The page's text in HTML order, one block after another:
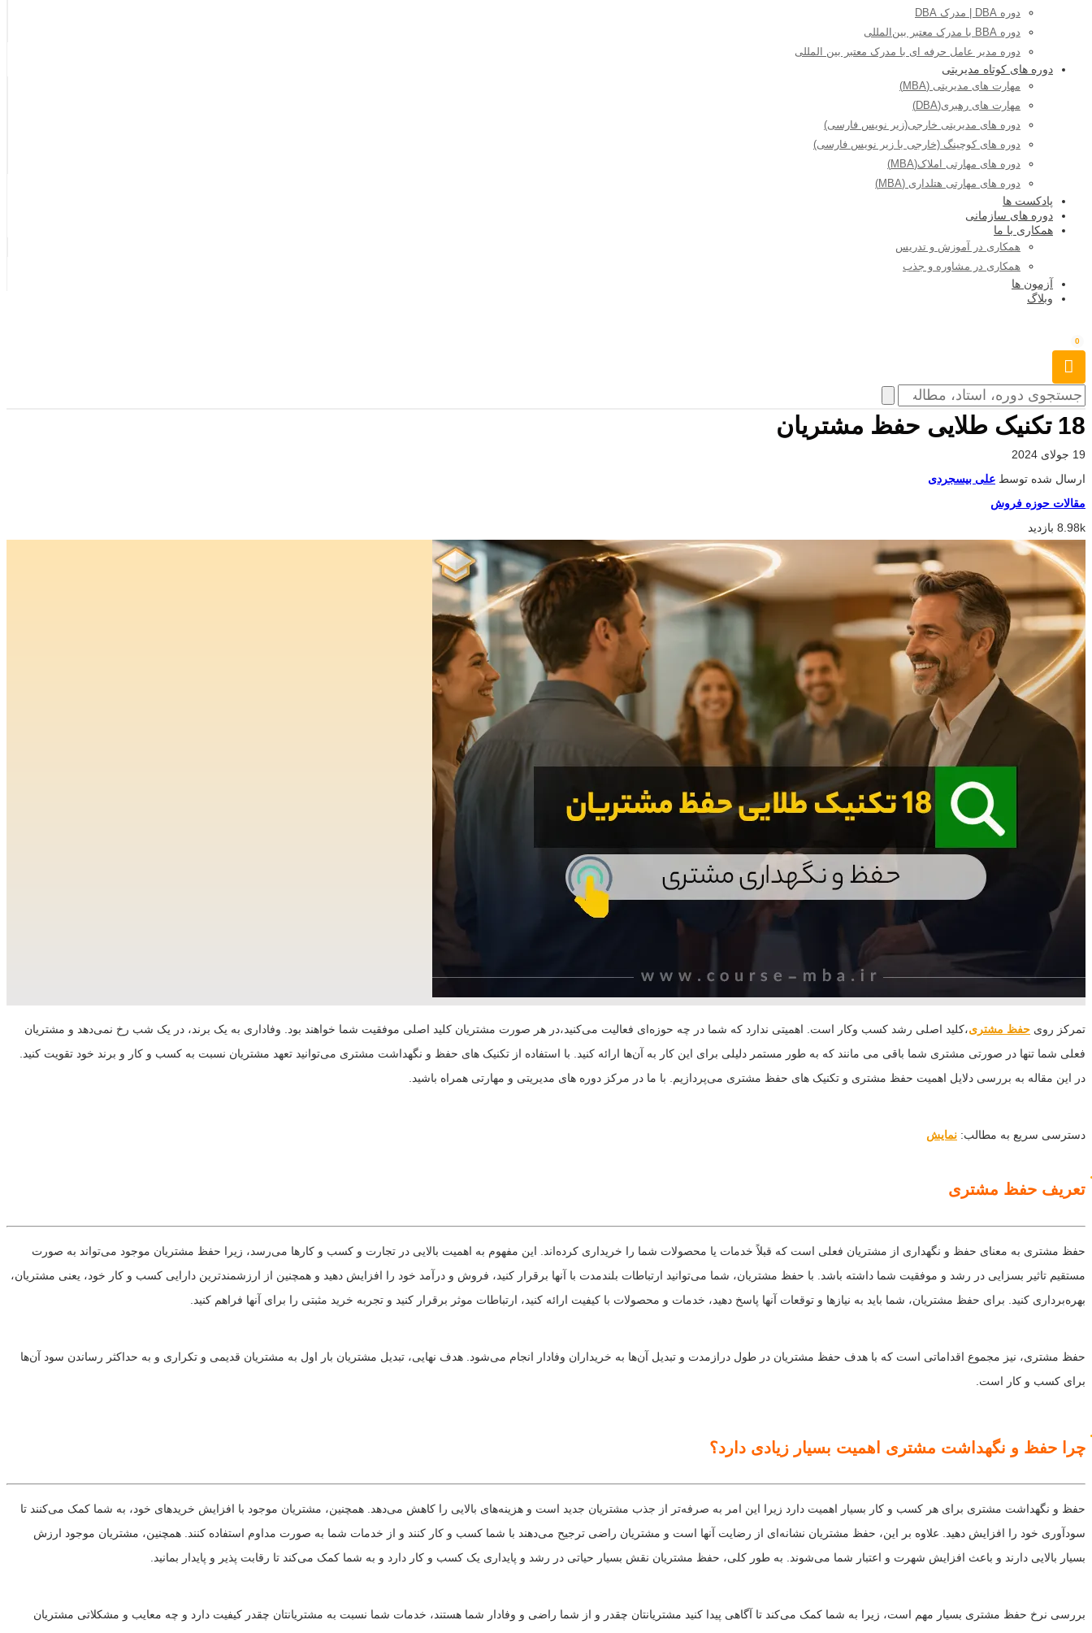
دوره DBA | مدرک DBA
دوره BBA با مدرک معتبر بین‌المللی
دوره مدیر عامل حرفه ای با مدرک معتبر بین المللی
دوره های کوتاه مدیریتی
مهارت های مدیریتی (MBA)
مهارت های رهبری(DBA)
دوره های مدیریتی خارجی(زیر نویس فارسی)
دوره های کوچینگ (خارجی با زیر نویس فارسی)
دوره های مهارتی املاک(MBA)
دوره های مهارتی هتلداری (MBA)
پادکست ها
دوره های سازمانی
همکاری با ما
همکاری در آموزش و تدریس
همکاری در مشاوره و جذب
آزمون ها
وبلاگ
0
18 تکنیک طلایی حفظ مشتریان
19 جولای 2024
ارسال شده توسط علی بیسجردی
مقالات حوزه فروش
8.98k بازدید
تمرکز روی حفظ‌ مشتری،کلید اصلی رشد کسب وکار است. اهمیتی ندارد که شما در چه حوزه‌ای فعالیت می‌کنید،در هر صورت مشتریان کلید اصلی موفقیت شما خواهند بود. وفاداری به یک برند، در یک شب رخ نمی‌دهد و مشتریان
فعلی شما تنها در صورتی مشتری شما باقی می مانند که به طور مستمر دلیلی برای این کار به آن‌ها ارائه کنید. با استفاده از تکنیک های حفظ و نگهداشت مشتری می‌توانید تعهد مشتریان نسبت به کسب و کار و برند خود تقویت کنید.
در این مقاله به بررسی دلایل اهمیت حفظ مشتری و تکنیک های حفظ مشتری می‌پردازیم. با ما در مرکز دوره های مدیریتی و مهارتی همراه باشید.
دسترسی سریع به مطالب: نمایش
تعریف حفظ مشتری
حفظ مشتری به معنای حفظ و نگهداری از مشتریان فعلی است که قبلاً خدمات یا محصولات شما را خریداری کرده‌اند. این مفهوم به اهمیت بالایی در تجارت و کسب و کارها می‌رسد، زیرا حفظ مشتریان موجود می‌تواند به صورت
مستقیم تاثیر بسزایی در رشد و موفقیت شما داشته باشد. با حفظ مشتریان، شما می‌توانید ارتباطات بلندمدت با آنها برقرار کنید، فروش و درآمد خود را افزایش دهید و همچنین از ارزشمندترین دارایی کسب و کار خود، یعنی مشتریان،
بهره‌برداری کنید. برای حفظ مشتریان، شما باید به نیازها و توقعات آنها پاسخ دهید، خدمات و محصولات با کیفیت ارائه کنید، ارتباطات موثر برقرار کنید و تجربه خرید مثبتی را برای آنها فراهم کنید.
حفظ مشتری، نیز مجموع اقداماتی است که با هدف حفظ مشتریان در طول درازمدت و تبدیل آن‌ها به خریداران وفادار انجام می‌شود. هدف نهایی، تبدیل مشتریان بار اول به مشتریان قدیمی و تکراری و به حداکثر رساندن سود آن‌ها
برای کسب و کار است.
چرا حفظ و نگهداشت مشتری اهمیت بسیار زیادی دارد؟
حفظ و نگهداشت مشتری برای هر کسب و کار بسیار اهمیت دارد زیرا این امر به صرفه‌تر از جذب مشتریان جدید است و هزینه‌های بالایی را کاهش می‌دهد. همچنین، مشتریان موجود با افزایش خریدهای خود، به شما کمک می‌کنند تا
سودآوری خود را افزایش دهید. علاوه بر این، حفظ مشتریان نشانه‌ای از رضایت آنها است و مشتریان راضی ترجیح می‌دهند با شما کسب و کار کنند و از خدمات شما به صورت مداوم استفاده کنند. همچنین، مشتریان موجود ارزش
بسیار بالایی دارند و باعث افزایش شهرت و اعتبار شما می‌شوند. به طور کلی، حفظ مشتریان نقش بسیار حیاتی در رشد و پایداری یک کسب و کار دارد و به شما کمک می‌کند تا رقابت پذیر و پایدار بمانید.
بررسی نرخ حفظ مشتری بسیار مهم است، زیرا به شما کمک می‌کند تا آگاهی پیدا کنید مشتریانتان چقدر و از شما راضی و وفادار شما هستند، خدمات شما نسبت به مشتریانتان چقدر کیفیت دارد و چه معایب و مشکلاتی مشتریان